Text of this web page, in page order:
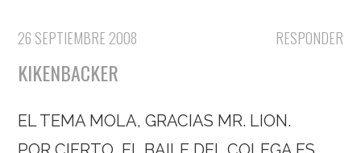
RESPONDER
26 SEPTIEMBRE 2008
KIKENBACKER
EL TEMA MOLA, GRACIAS MR. LION.